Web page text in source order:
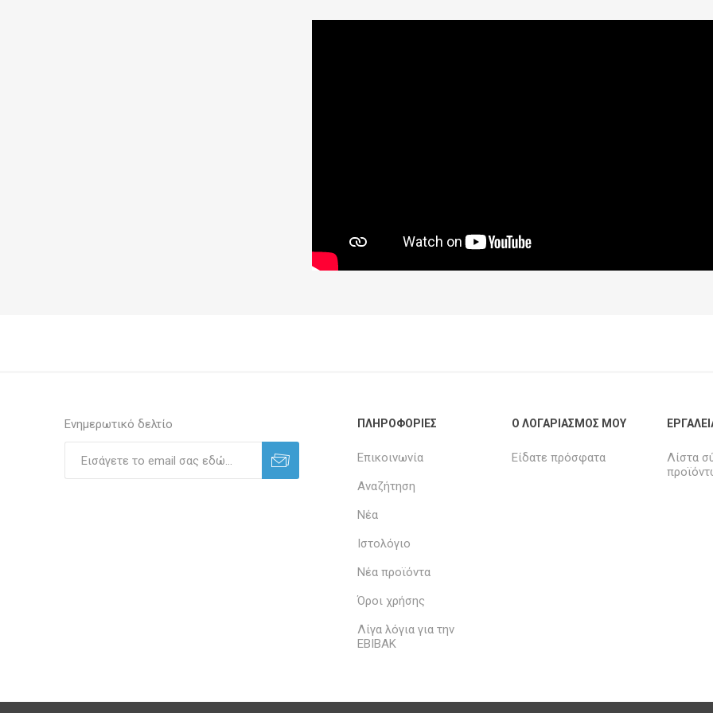
Ενημερωτικό δελτίο ΠΛΗΡΟΦΟΡΊΕΣ
Επικοινωνία
Αναζήτηση
Νέα
Ιστολόγιο
Νέα προϊόντα
Όροι χρήσης
Λίγα λόγια για την
ΕΒΙΒΑΚ
Ο ΛΟΓΑΡΙΑΣΜΌΣ ΜΟΥ
Είδατε πρόσφατα
Λίστα